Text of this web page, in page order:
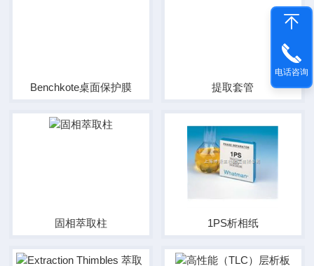
Benchkote桌面保护膜 提取套管
固相萃取柱 1PS析相纸
电话咨询